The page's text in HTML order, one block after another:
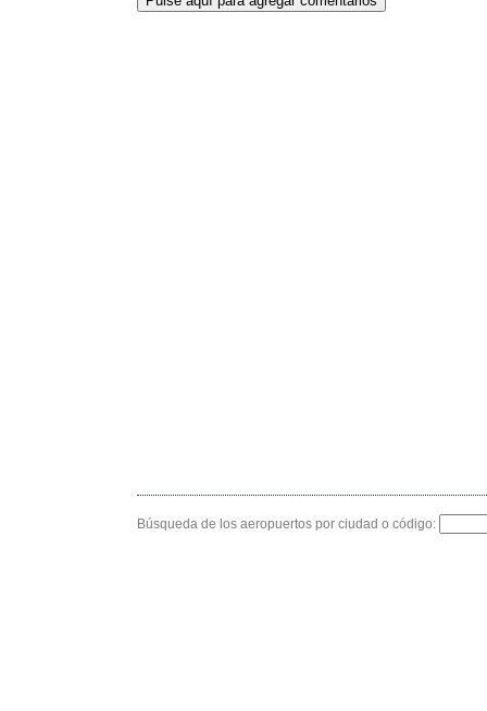
Búsqueda de los aeropuertos por ciudad o código: